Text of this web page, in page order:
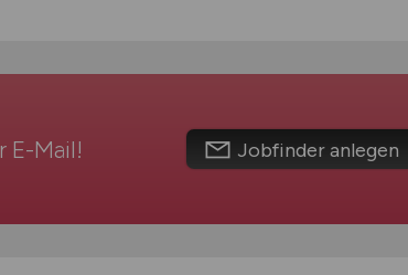
E-Mail! Jobfinder anlegen